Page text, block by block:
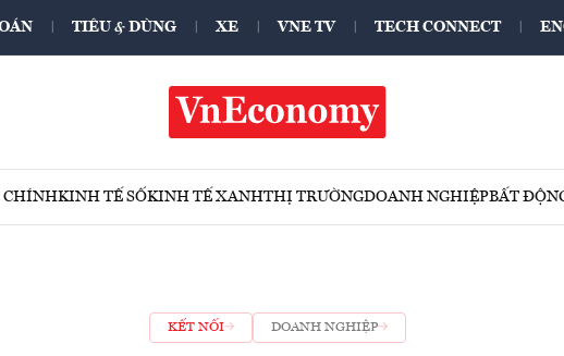
TIÊU & DÙNG XE VNE TV TECH CONNECT
CHÍNHKINH TẾ SỐKINH TẾ XANHTHỊ TRƯỜNGDOANH NGHIỆPBẤT
KẾT NỐI DOANH NGHIỆP